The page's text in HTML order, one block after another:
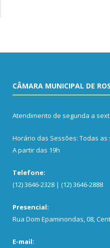
CÂMARA MUNICIPAL DE
Atendimento de segunda a
Horário das Sessões: Todas
A partir das 19h
Telefone:
(12) 3646-2328 | (12) 3646-2888
Presencial:
Rua Dom Epaminondas, 08,
E-mail: